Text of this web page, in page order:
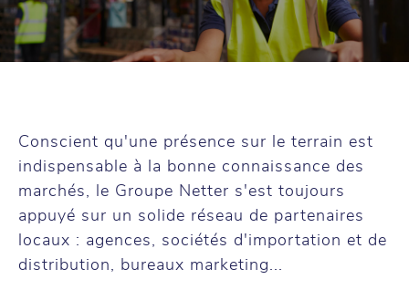
Conscient qu'une présence sur le terrain est
indispensable à la bonne connaissance des
marchés, le Groupe Netter s'est toujours
appuyé sur un solide réseau de partenaires
locaux : agences, sociétés d'importation et de
distribution, bureaux marketing...